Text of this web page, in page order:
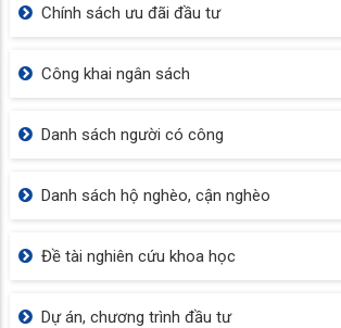
Chính sách ưu đãi đầu tư
Công khai ngân sách
Danh sách người có công
Danh sách hộ nghèo, cận nghèo
Đề tài nghiên cứu khoa học
Dự án, chương trình đầu tư